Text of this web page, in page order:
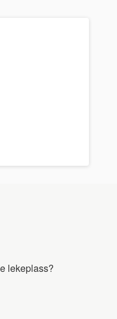
lekeplass?